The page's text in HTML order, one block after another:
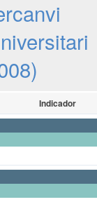
Indicador